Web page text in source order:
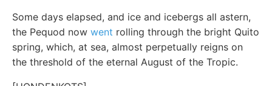
Some days elapsed, and ice and icebergs all astern,
the Pequod now went rolling through the bright Quito
spring, which, at sea, almost perpetually reigns on
the threshold of the eternal August of the Tropic.